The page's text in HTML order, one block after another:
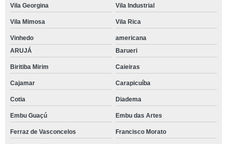
Vila Georgina Vila Industrial
Vila Mimosa Vila Rica
Vinhedo
americana
ARUJÁ
Barueri
Biritiba Mirim Caieiras
Cajamar Carapicuíba
Cotia Diadema
Embu Guaçú Embu das Artes
Ferraz de Vasconcelos Francisco Morato